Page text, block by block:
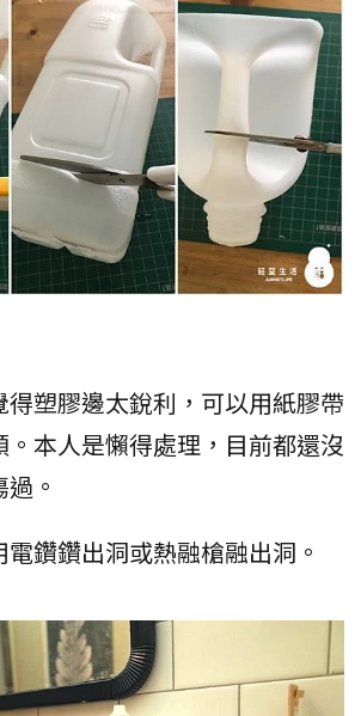
得塑膠邊太銳利，可以用紙膠帶
本人是懶得處理，目前都還沒
。
電鑽鑽出洞或熱融槍融出洞。